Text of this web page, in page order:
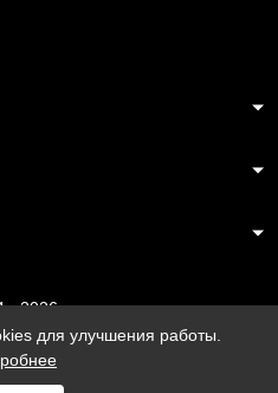
- 2026
для улучшения работы.